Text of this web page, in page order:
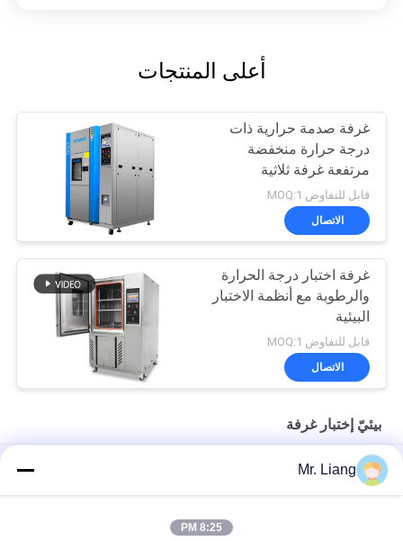
أعلى المنتجات
غرفة صدمة حرارية ذات
درجة حرارة منخفضة
مرتفعة غرفة ثلاثية
المناطق
قابل للتفاوض MOQ:1
الاتصال
غرفة اختبار درجة الحرارة
والرطوبة مع أنظمة الاختبار
البيئية
قابل للتفاوض MOQ:1
الاتصال
بيئيّ إختبار غرفة
ثلاثة المرحلة زينون ARC الشيخوخة غرفة الاختبار، اختبار الغرفة البيئية
درجة حرارة معتمدة من CE غرفة اختبار الصدمة الحرارية البيئية
Mr. Liang
8:25 PM